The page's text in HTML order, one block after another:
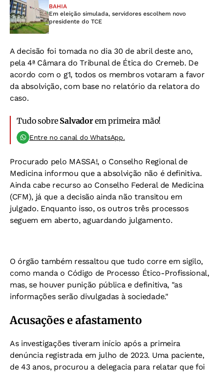
BAHIA
Em eleição simulada, servidores escolhem novo
presidente do TCE
A decisão foi tomada no dia 30 de abril deste ano,
pela 4ª Câmara do Tribunal de Ética do Cremeb. De
acordo com o g1, todos os membros votaram a favor
da absolvição, com base no relatório da relatora do
caso.
Tudo sobre Salvadorem primeira mão!
Entre no canal do WhatsApp.
Procurado pelo MASSA!, o Conselho Regional de
Medicina informou que a absolvição não é definitiva.
Ainda cabe recurso ao Conselho Federal de Medicina
(CFM), já que a decisão ainda não transitou em
julgado. Enquanto isso, os outros três processos
seguem em aberto, aguardando julgamento.
O órgão também ressaltou que tudo corre em sigilo,
como manda o Código de Processo Ético-Profissional,
mas, se houver punição pública e definitiva, "as
informações serão divulgadas à sociedade."
Acusações e afastamento
As investigações tiveram início após a primeira
denúncia registrada em julho de 2023. Uma paciente,
de 43 anos, procurou a delegacia para relatar que foi